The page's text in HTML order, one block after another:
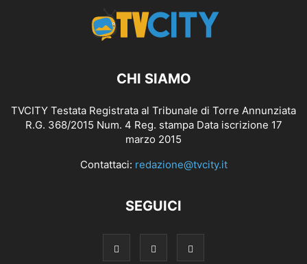
CHI SIAMO
TVCITY Testata Registrata al Tribunale di Torre Annunziata
R.G. 368/2015 Num. 4 Reg. stampa Data iscrizione 17
marzo 2015
Contattaci: redazione@tvcity.it
SEGUICI